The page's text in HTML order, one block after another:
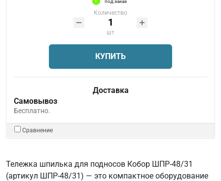
Количество
шт
КУПИТЬ
Доставка
Самовывоз
Бесплатно.
Сравнение
Тележка шпилька для подносов Кобор ШПР-48/31
(артикул ШПР-48/31) — это компактное оборудование